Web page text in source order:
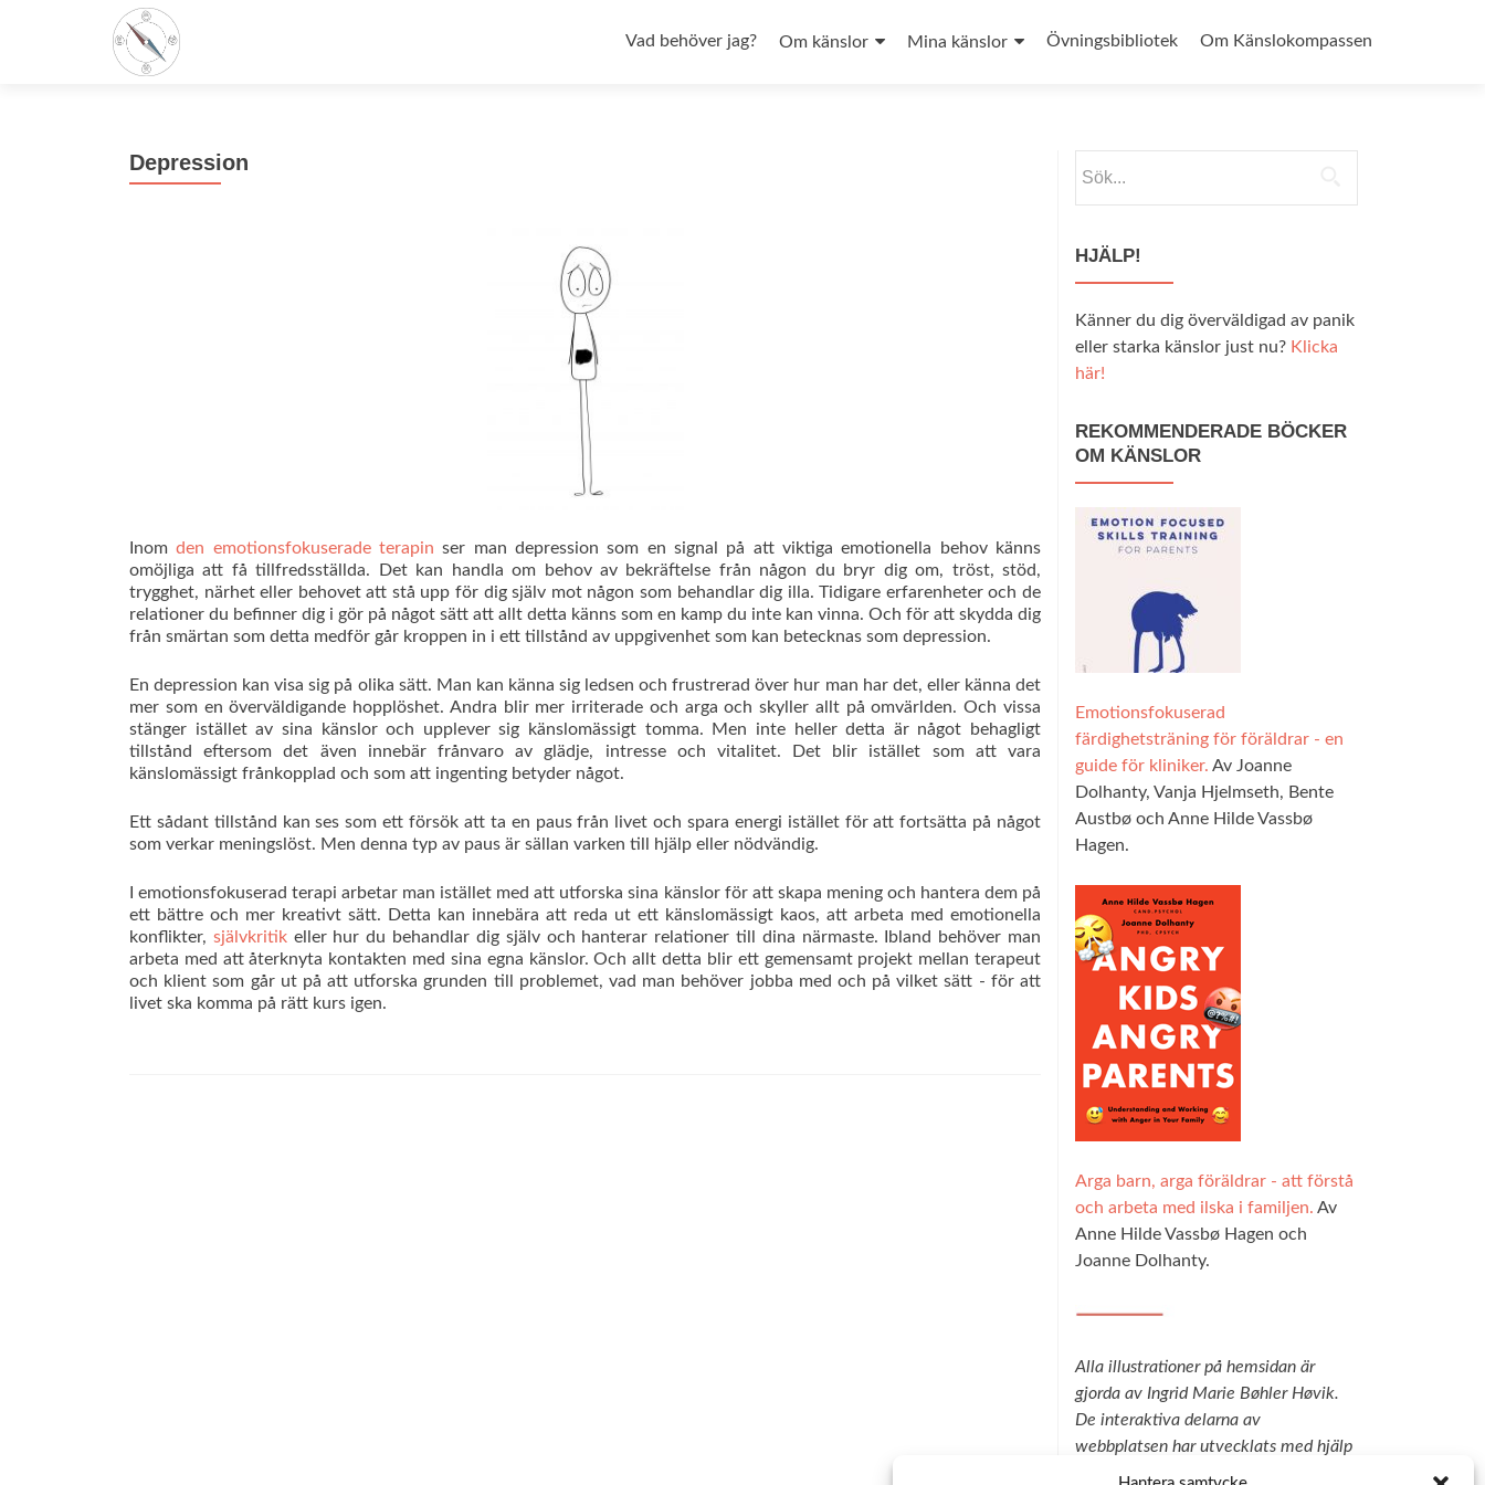
till
Vad behöver jag? Om känslor Mina känslor Övningsbibliotek Om Känslokompassen
Depression
Inomden emotionsfokuserade terapin ser man depression som en signal på att viktiga emotionella behov känns
omöjliga att få tillfredsställda. Det kan handla om behov av bekräftelse från någon du bryr dig om, tröst, stöd,
trygghet, närhet eller behovet att stå upp för dig själv mot någon som behandlar dig illa. Tidigare erfarenheter och de
relationer du befinner dig i gör på något sätt att allt detta känns som en kamp du inte kan vinna. Och för att skydda dig
från smärtan som detta medför går kroppen in i ett tillstånd av uppgivenhet som kan betecknas som depression.
En depression kan visa sig på olika sätt. Man kan känna sig ledsen och frustrerad över hur man har det, eller känna det
mer som en överväldigande hopplöshet. Andra blir mer irriterade och arga och skyller allt på omvärlden. Och vissa
stänger istället av sina känslor och upplever sig känslomässigt tomma. Men inte heller detta är något behagligt
tillstånd eftersom det även innebär frånvaro av glädje, intresse och vitalitet. Det blir istället som att vara
känslomässigt frånkopplad och som att ingenting betyder något.
Ett sådant tillstånd kan ses som ett försök att ta en paus från livet och spara energi istället för att fortsätta på något
som verkar meningslöst. Men denna typ av paus är sällan varken till hjälp eller nödvändig.
I emotionsfokuserad terapi arbetar man istället med att utforska sina känslor för att skapa mening och hantera dem på
ett bättre och mer kreativt sätt. Detta kan innebära att reda ut ett känslomässigt kaos, att arbeta med emotionella
konflikter, självkritik eller hur du behandlar dig själv och hanterar relationer till dina närmaste. Ibland behöver man
arbeta med att återknyta kontakten med sina egna känslor. Och allt detta blir ett gemensamt projekt mellan terapeut
och klient som går ut på att utforska grunden till problemet, vad man behöver jobba med och på vilket sätt - för att
livet ska komma på rätt kurs igen.
efter:
HJÄLP!
Känner du dig överväldigad av panik
eller starka känslor just nu? Klicka
här!
REKOMMENDERADE BÖCKER
OM KÄNSLOR
Emotionsfokuserad
färdighetsträning för föräldrar - en
guide för kliniker. Av Joanne
Dolhanty, Vanja Hjelmseth, Bente
Austbø och Anne Hilde Vassbø
Hagen.
Arga barn, arga föräldrar - att förstå
och arbeta med ilska i familjen. Av
Anne Hilde Vassbø Hagen och
Joanne Dolhanty.
Alla illustrationer på hemsidan är
gjorda av Ingrid Marie Bøhler Høvik.
De interaktiva delarna av
webbplatsen har utvecklats med hjälp
av teknik från Explorable, och vi är